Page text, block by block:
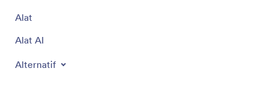
Alat
Alat AI
Alternatif